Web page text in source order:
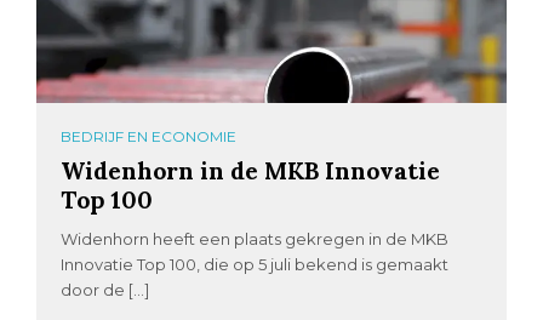
BEDRIJF EN ECONOMIE
Widenhorn in de MKB Innovatie
Top 100
Widenhorn heeft een plaats gekregen in de MKB
Innovatie Top 100, die op 5 juli bekend is gemaakt
door de […]